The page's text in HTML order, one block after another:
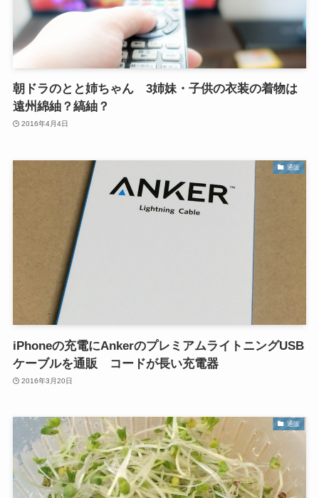
朝ドラのとと姉ちゃん 3姉妹・子供の衣装の着物は
遠州綿紬？縞紬？
2016年4月4日
通販
iPhoneの充電にAnkerのプレミアムライトニングUSB
ケーブルを通販 コードが長い充電器
2016年3月20日
通販